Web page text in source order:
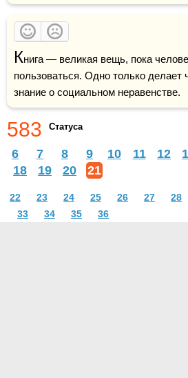
Книга — великая вещь, пока
пользоваться. Одно только делает
знание о социальном неравенстве.
583 Статуса
6 7 8 9 10 11 12
18
19 20 21
22 23 24 25 26 27 28
33
34 35 36